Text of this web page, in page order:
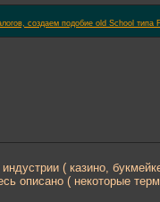
создаем подобие old School типа
( казино,
описано ( некоторые